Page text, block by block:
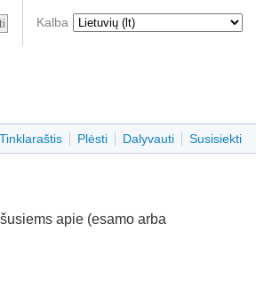
Kalba
Tinklaraštis Plėsti Dalyvauti Susisiekti
apie (esamo arba